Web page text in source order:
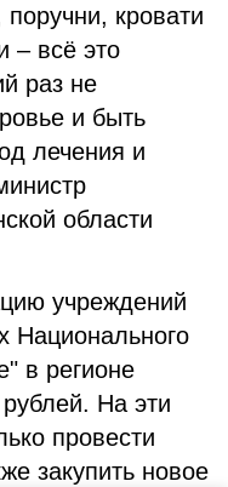
кровати
– всё это
раз не
и быть
лечения и
области
учреждений
Национального
в регионе
На эти
провести
закупить новое